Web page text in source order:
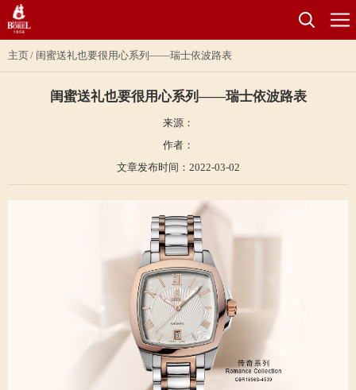
主页 闺蜜送礼也要很用心系列——瑞士依波路表
闺蜜送礼也要很用心系列——瑞士依波路表
来源：
作者：
文章发布时间：2022-03-02